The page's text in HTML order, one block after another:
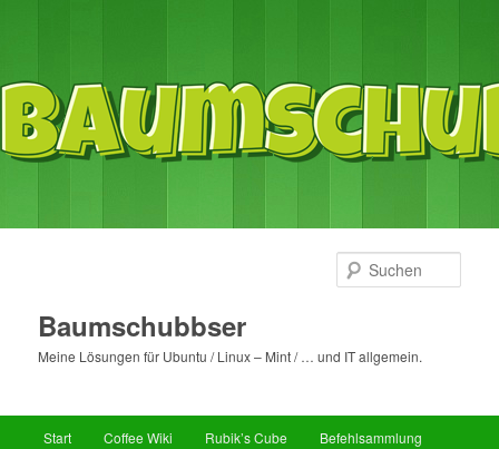
Baumschubbser
Meine Lösungen für Ubuntu / Linux – Mint / … und IT allgemein.
Zum
Zum
Start Coffee Wiki Rubik’s Cube Befehlsammlung